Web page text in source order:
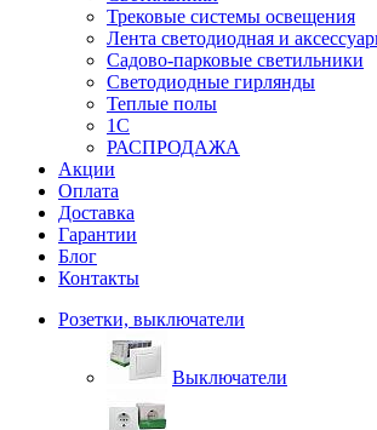
Трековые системы освещения
Лента светодиодная и
Садово-парковые светильники
Светодиодные гирлянды
Теплые полы
1С
РАСПРОДАЖА
Акции
Оплата
Доставка
Гарантии
Блог
Контакты
Розетки, выключатели
Выключатели